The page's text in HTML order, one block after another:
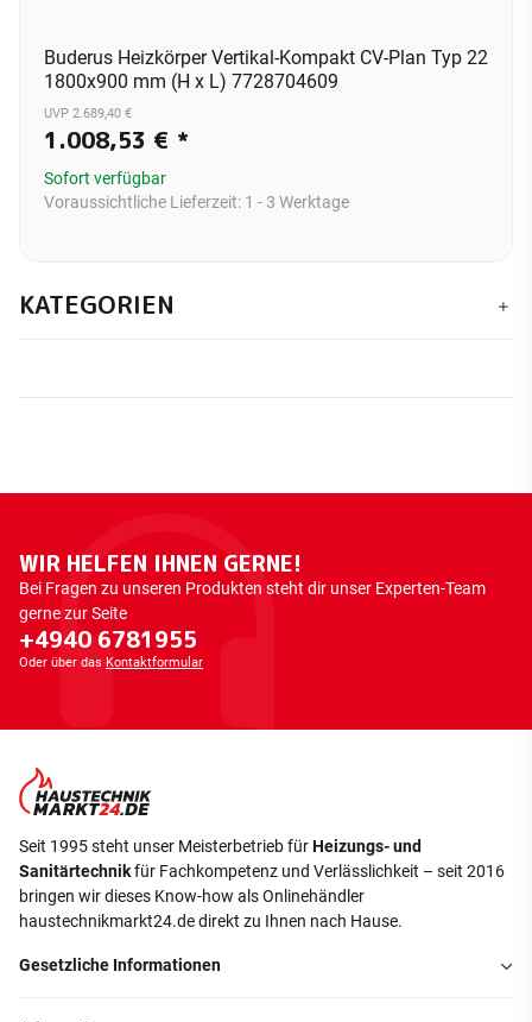
Buderus Heizkörper Vertikal-Kompakt CV-Plan Typ 22
1800x900 mm (H x L) 7728704609
UVP 2.689,40 €
1.008,53 € *
Sofort verfügbar
Voraussichtliche Lieferzeit: 1 - 3 Werktage
KATEGORIEN
WIR HELFEN IHNEN GERNE!
Bei Fragen zu unseren Produkten steht dir unser Experten-Team
gerne zur Seite
+4940 6781955
Oder über das Kontaktformular
Seit 1995 steht unser Meisterbetrieb fürHeizungs- und
Sanitärtechnikfür Fachkompetenz und Verlässlichkeit – seit 2016
bringen wir dieses Know-how als Onlinehändler
haustechnikmarkt24.de direkt zu Ihnen nach Hause.
Gesetzliche Informationen